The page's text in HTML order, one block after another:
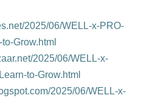
2025/06/WELL-x-PRO-
Grow.html
2025/06/WELL-x-
to-Grow.html
2025/06/WELL-x-